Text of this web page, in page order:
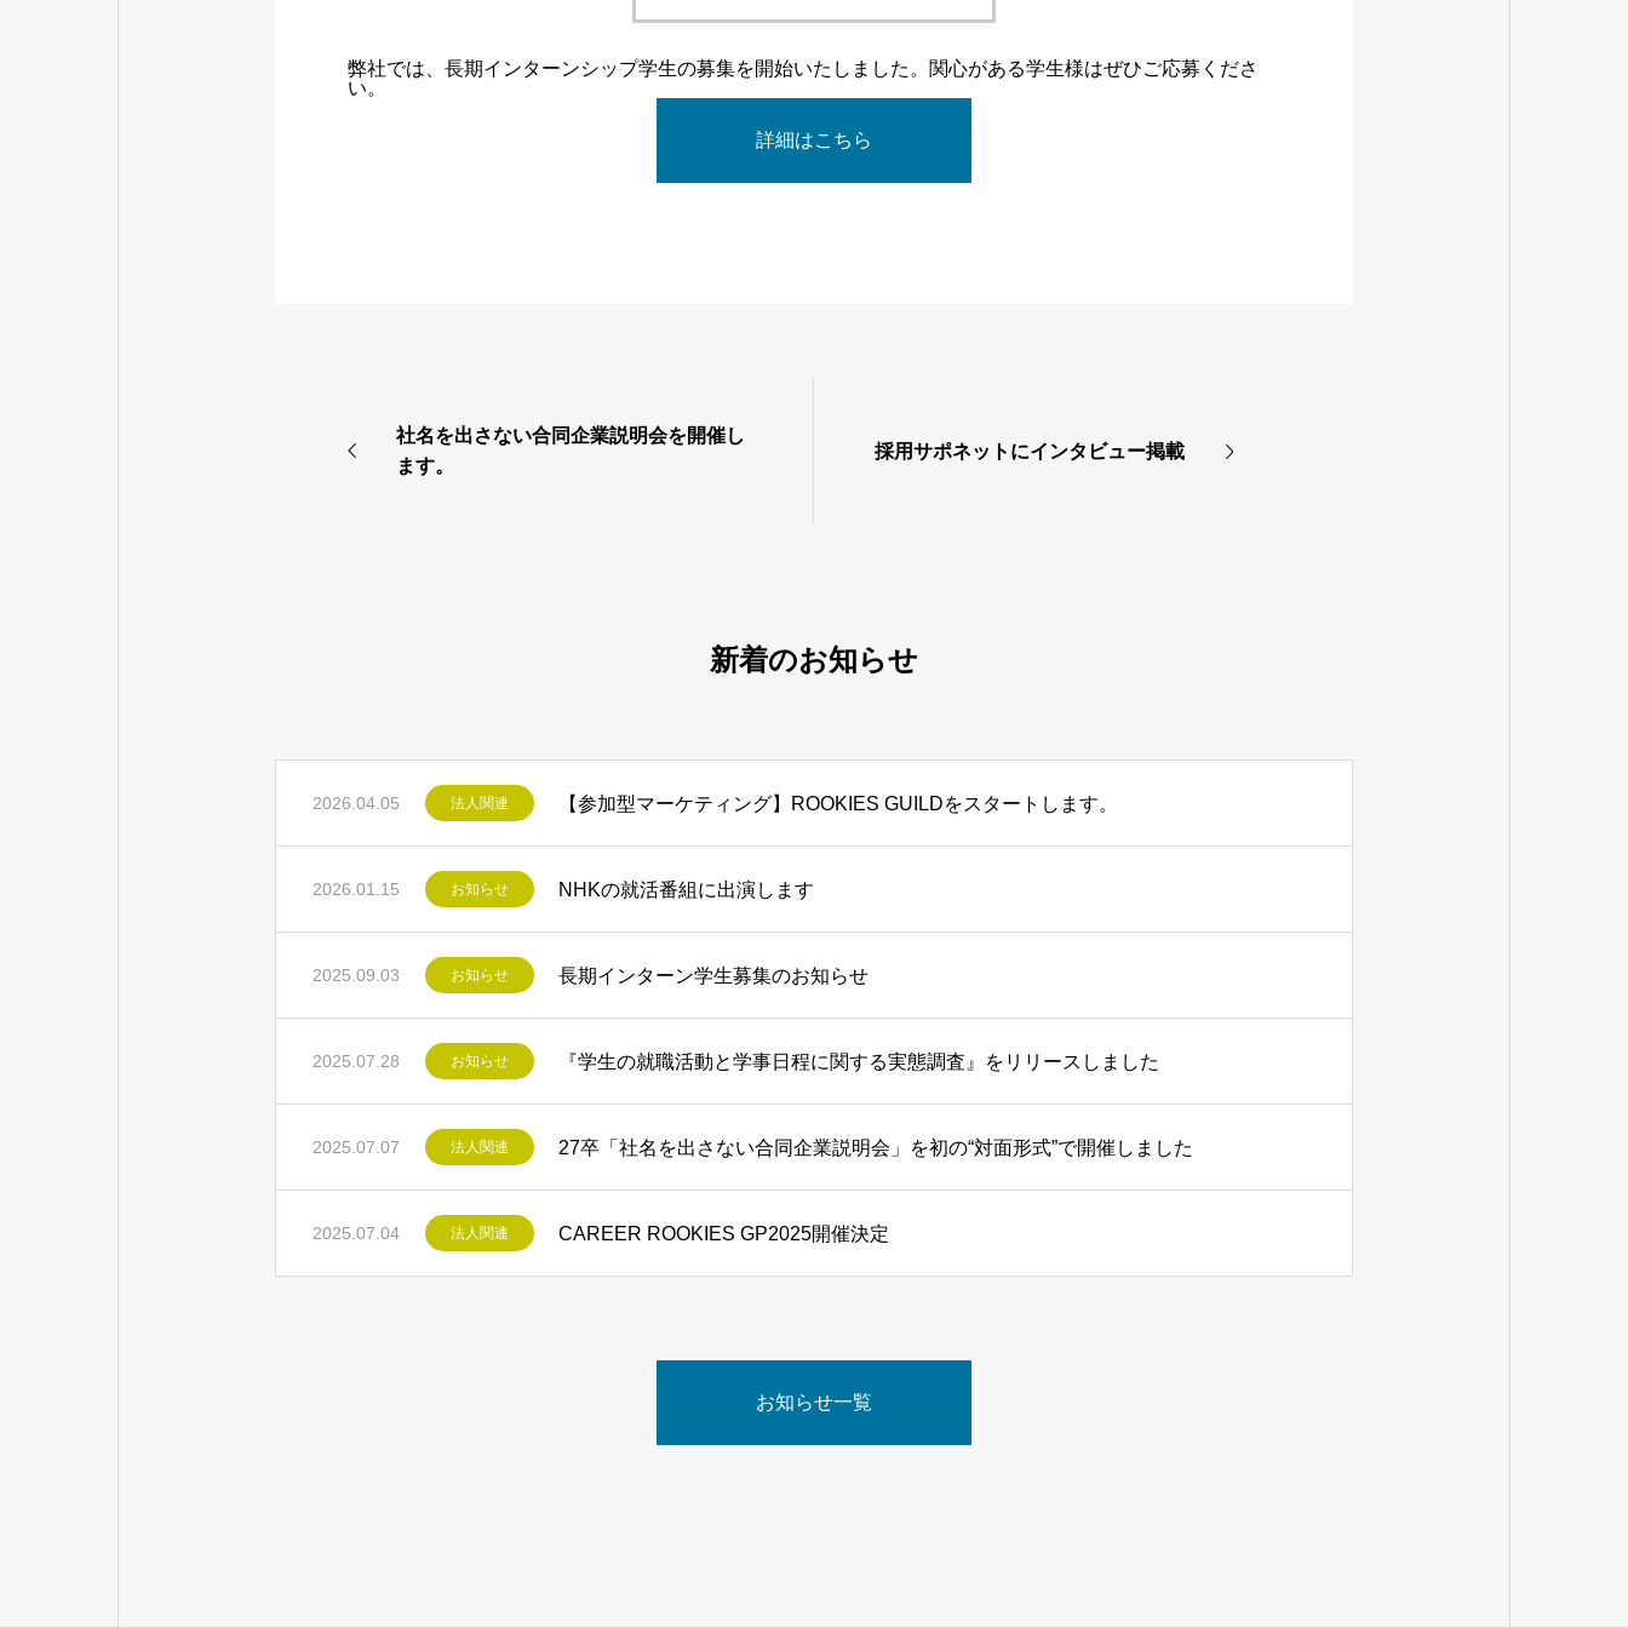
弊社では、長期インターンシップ学生の募集を開始いたしました。関心がある学生様はぜひご応募くださ
い。
詳細はこちら
社名を出さない合同企業説明会を開催し
ます。
採用サポネットにインタビュー掲載
新着のお知らせ
2026.04.05 法人関連 【参加型マーケティング】ROOKIES GUILDをスタートします。
2026.01.15 お知らせ NHKの就活番組に出演します
2025.09.03 お知らせ 長期インターン学生募集のお知らせ
2025.07.28 お知らせ 『学生の就職活動と学事日程に関する実態調査』をリリースしました
2025.07.07 法人関連 27卒「社名を出さない合同企業説明会」を初の“対面形式”で開催しました
2025.07.04 法人関連 CAREER ROOKIES GP2025開催決定
お知らせ一覧